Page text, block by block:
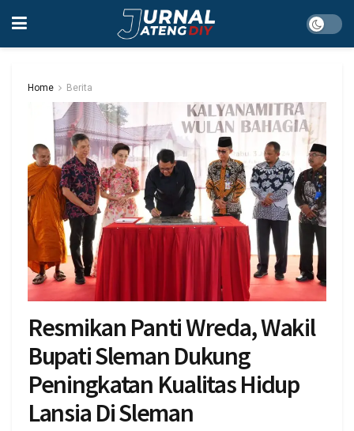
Home Berita
Resmikan Panti Wreda, Wakil
Bupati Sleman Dukung
Peningkatan Kualitas Hidup
Lansia Di Sleman